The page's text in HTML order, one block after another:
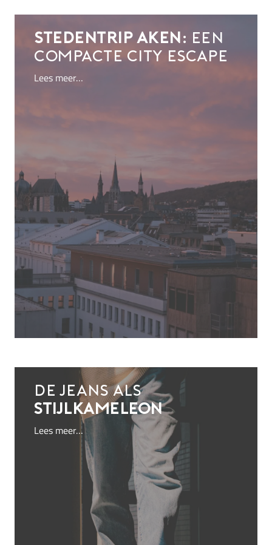
Stedentrip Aken: een
compacte city escape
Lees meer…
De jeans als
stijlkameleon
Lees meer…